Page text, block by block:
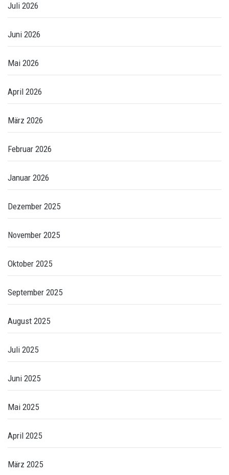
Juli 2026
Juni 2026
Mai 2026
April 2026
März 2026
Februar 2026
Januar 2026
Dezember 2025
November 2025
Oktober 2025
September 2025
August 2025
Juli 2025
Juni 2025
Mai 2025
April 2025
März 2025